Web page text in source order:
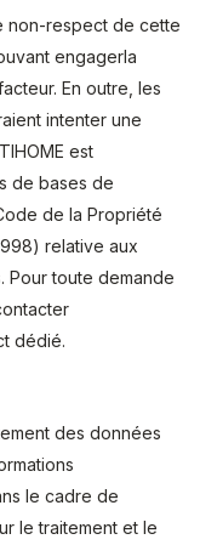
non-respect de cette
engagerla
En outre, les
intenter une
est
de bases de
de la Propriété
relative aux
Pour toute demande
dédié.
des données
le cadre de
le traitement et le